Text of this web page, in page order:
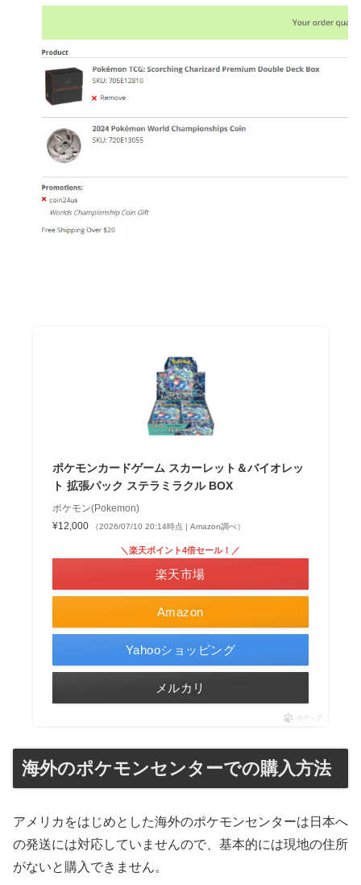
ポケモンカードゲーム スカーレット＆バイオレッ
ト 拡張パック ステラミラクル BOX
ポケモン(Pokemon)
¥12,000
（2026/07/10 20:14時点 | Amazon調べ）
Amazon
＼楽天ポイント4倍セール！／
楽天市場
Yahooショッピング
メルカリ
ポチップ
海外のポケモンセンターでの購入方法
アメリカをはじめとした海外のポケモンセンターは日本へ
の発送には対応していませんので、基本的には現地の住所
がないと購入できません。